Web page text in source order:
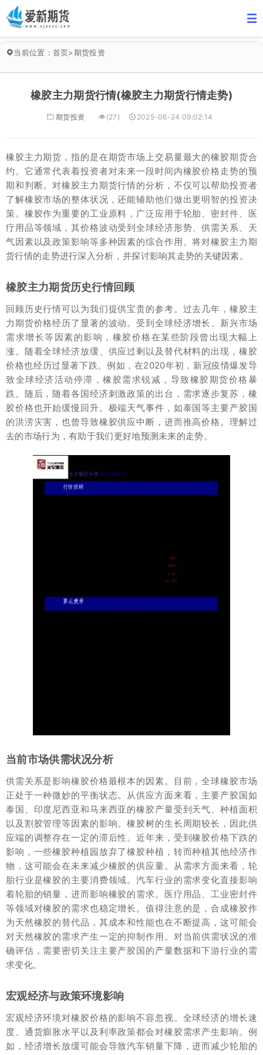
当前位置： 首页>期货投资
橡胶主力期货行情(橡胶主力期货行情走势)
期货投资 (27) 2025-06-24 09:02:14
橡胶主力期货，指的是在期货市场上交易量最大的橡胶期货合
约。它通常代表着投资者对未来一段时间内橡胶价格走势的预
期和判断。对橡胶主力期货行情的分析，不仅可以帮助投资者
了解橡胶市场的整体状况，还能辅助他们做出更明智的投资决
策。橡胶作为重要的工业原料，广泛应用于轮胎、密封件、医
疗用品等领域，其价格波动受到全球经济形势、供需关系、天
气因素以及政策影响等多种因素的综合作用。将对橡胶主力期
货行情的走势进行深入分析，并探讨影响其走势的关键因素。
橡胶主力期货历史行情回顾
回顾历史行情可以为我们提供宝贵的参考。过去几年，橡胶主
力期货价格经历了显著的波动。受到全球经济增长、新兴市场
需求增长等因素的影响，橡胶价格在某些阶段曾出现大幅上
涨。随着全球经济放缓、供应过剩以及替代材料的出现，橡胶
价格也经历过显著下跌。例如，在2020年初，新冠疫情爆发导
致全球经济活动停滞，橡胶需求锐减，导致橡胶期货价格暴
跌。随后，随着各国经济刺激政策的出台，需求逐步复苏，橡
胶价格也开始缓慢回升。极端天气事件，如泰国等主要产胶国
的洪涝灾害，也曾导致橡胶供应中断，进而推高价格。理解过
去的市场行为，有助于我们更好地预测未来的走势。
当前市场供需状况分析
供需关系是影响橡胶价格最根本的因素。目前，全球橡胶市场
正处于一种微妙的平衡状态。从供应方面来看，主要产胶国如
泰国、印度尼西亚和马来西亚的橡胶产量受到天气、种植面积
以及割胶管理等因素的影响。橡胶树的生长周期较长，因此供
应端的调整存在一定的滞后性。近年来，受到橡胶价格下跌的
影响，一些橡胶种植园放弃了橡胶种植，转而种植其他经济作
物，这可能会在未来减少橡胶的供应量。从需求方面来看，轮
胎行业是橡胶的主要消费领域。汽车行业的需求变化直接影响
着轮胎的销量，进而影响橡胶的需求。医疗用品、工业密封件
等领域对橡胶的需求也稳定增长。值得注意的是，合成橡胶作
为天然橡胶的替代品，其成本和性能也在不断提高，这可能会
对天然橡胶的需求产生一定的抑制作用。对当前供需状况的准
确评估，需要密切关注主要产胶国的产量数据和下游行业的需
求变化。
宏观经济与政策环境影响
宏观经济环境对橡胶价格的影响不容忽视。全球经济的增长速
度、通货膨胀水平以及利率政策都会对橡胶需求产生影响。例
如，经济增长放缓可能会导致汽车销量下降，进而减少轮胎的